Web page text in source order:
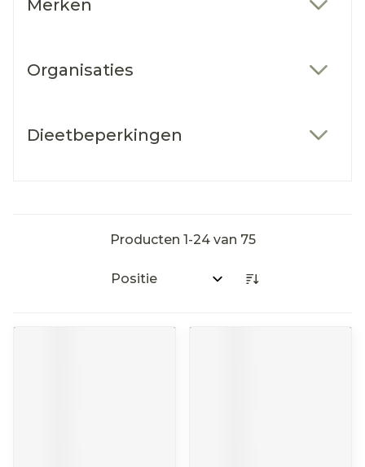
Merken
Organisaties
Dieetbeperkingen
Producten 1-24van 75
Sorteer op: